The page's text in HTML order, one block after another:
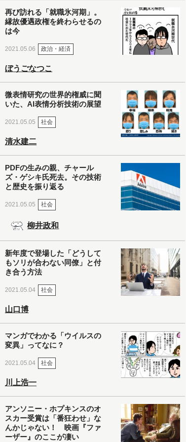
再び訪れる「就職氷河期」。
縁故優遇政権を終わらせるの
は今
2021.05.06 政治・経済
ぼうごなつこ
微表情研究の世界的権威に聞
いた、AI表情分析技術の展望
2021.05.05 社会
清水建二
PDFの生みの親、チャール
ズ・ゲシキ氏死去。その技術
と歴史を振り返る
2021.05.05 社会
柳井政和
新年度で登場した「どうして
もソリが合わない同僚」と付
き合う方法
2021.05.04 社会
山口博
マンガでわかる「ウイルスの
変異」ってなに？
2021.05.04 社会
川上浩一
アンソニー・ホプキンスのオ
スカー受賞は「番狂わせ」な
んかじゃない！ 映画『ファ
ーザー』のここが凄い